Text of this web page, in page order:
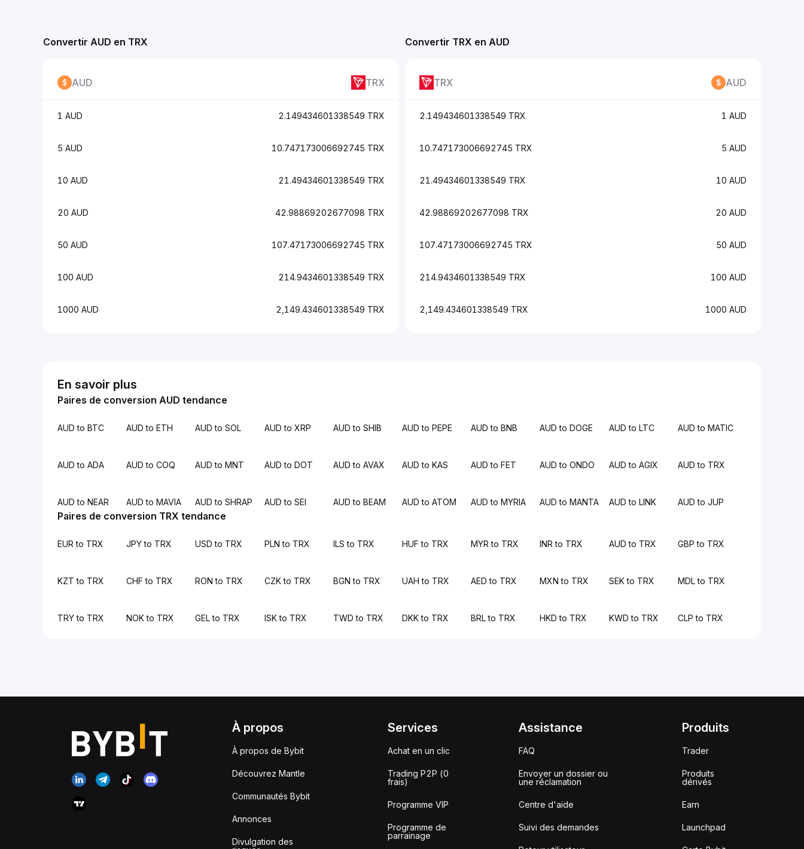
Convertir TRX en AUD
TRX AUD
2.149434601338549 TRX 1 AUD
10.747173006692745 TRX 5 AUD
21.49434601338549 TRX 10 AUD
42.98869202677098 TRX 20 AUD
107.47173006692745 TRX 50 AUD
214.9434601338549 TRX 100 AUD
2,149.434601338549 TRX 1000 AUD
Convertir AUD en TRX
AUD TRX
1 AUD 2.149434601338549 TRX
5 AUD 10.747173006692745 TRX
10 AUD 21.49434601338549 TRX
20 AUD 42.98869202677098 TRX
50 AUD 107.47173006692745 TRX
100 AUD 214.9434601338549 TRX
1000 AUD 2,149.434601338549 TRX
En savoir plus
Paires de conversion AUD tendance
AUD to BTC AUD to ETH AUD to SOL AUD to XRP AUD to SHIB AUD to PEPE AUD to BNB AUD to DOGE AUD to LTC AUD to MATIC
AUD to ADA AUD to COQ AUD to MNT AUD to DOT AUD to AVAX AUD to KAS AUD to FET AUD to ONDO AUD to AGIX AUD to TRX
AUD to NEAR AUD to MAVIA AUD to SHRAP AUD to SEI AUD to BEAM AUD to ATOM AUD to MYRIA AUD to MANTA AUD to LINK AUD to JUP
Paires de conversion TRX tendance
EUR to TRX JPY to TRX USD to TRX PLN to TRX ILS to TRX HUF to TRX MYR to TRX INR to TRX AUD to TRX GBP to TRX
KZT to TRX CHF to TRX RON to TRX CZK to TRX BGN to TRX UAH to TRX AED to TRX MXN to TRX SEK to TRX MDL to TRX
TRY to TRX NOK to TRX GEL to TRX ISK to TRX TWD to TRX DKK to TRX BRL to TRX HKD to TRX KWD to TRX CLP to TRX
À propos
À propos de Bybit
Découvrez Mantle
Communautés Bybit
Annonces
Divulgation des
Services
Achat en un clic
Trading P2P (0
frais)
Programme VIP
Programme de
parrainage
Assistance
FAQ
Envoyer un dossier ou
une réclamation
Centre d'aide
Suivi des demandes
Produits
Trader
Produits
dérivés
Earn
Launchpad